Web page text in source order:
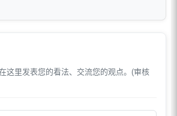
这里发表您的看法、交流您的观点。(审核